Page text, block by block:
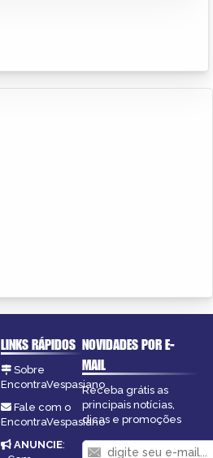
LINKS RÁPIDOS
Sobre
EncontraVespasiano
Fale com o
EncontraVespasiano
ANUNCIE:
NOVIDADES POR E-
MAIL
Receba grátis as
principais notícias,
dicas e promoções